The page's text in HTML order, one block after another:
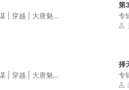
| 穿越 | 大唐魅魔
伍壹先生倾力巨
第
专
丨
| 穿越 | 大唐魅魔
伍壹先生倾力巨
择
专
剧